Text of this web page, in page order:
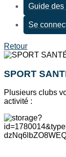
Guide des
Se
Retour
SPORT
Plusieurs clubs
activité :